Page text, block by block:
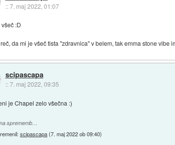
::7. maj 2022, 01:07
:D
da mi je všeč tista "zdravnica" v belem, tak emma stone vibe
scipascapa
::7. maj 2022, 09:35
je Chapel zelo všečna :)
sprememb…
scipascapa(7. maj 2022 ob 09:40)